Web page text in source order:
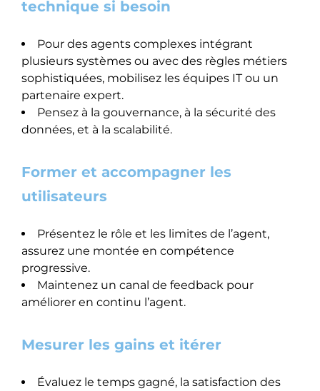
technique si besoin
Pour des agents complexes intégrant
plusieurs systèmes ou avec des règles métiers
sophistiquées, mobilisez les équipes IT ou un
partenaire expert.
Pensez à la gouvernance, à la sécurité des
données, et à la scalabilité.
Former et accompagner les
utilisateurs
Présentez le rôle et les limites de l’agent,
assurez une montée en compétence
progressive.
Maintenez un canal de feedback pour
améliorer en continu l’agent.
Mesurer les gains et itérer
Évaluez le temps gagné, la satisfaction des